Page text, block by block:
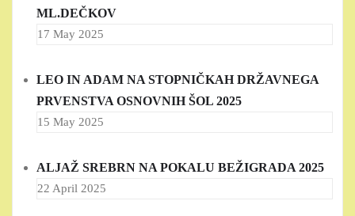
ML.DEČKOV
17 May 2025
LEO IN ADAM NA STOPNIČKAH DRŽAVNEGA
PRVENSTVA OSNOVNIH ŠOL 2025
15 May 2025
ALJAŽ SREBRN NA POKALU BEŽIGRADA 2025
22 April 2025